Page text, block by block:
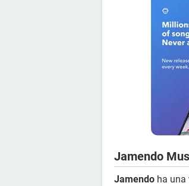
Jamendo
Jamendo ha una